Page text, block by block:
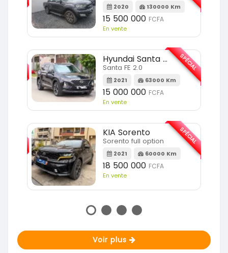
2020 130000 Km
15 500 000 FCFA
En vente
Hyundai Santa FE
Santa FE 2.0
2021 63000 Km
15 000 000 FCFA
En vente
SPÉCIAL
KIA Sorento
Sorento full option
2021 60000 Km
18 500 000 FCFA
En vente
SPÉCIAL
Voir plus